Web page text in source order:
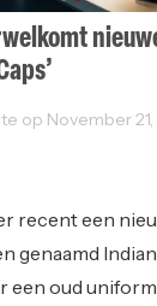
op November 21,
recent een
genaamd
een oud